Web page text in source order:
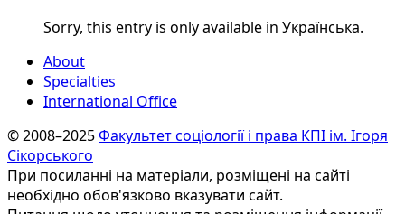
Sorry, this entry is only available in Українська.
About
Specialties
International Office
© 2008–2025Факультет соціології і права КПІ ім. Ігоря
Сікорського
При посиланні на матеріали, розміщені на сайті
необхідно обов'язково вказувати сайт.